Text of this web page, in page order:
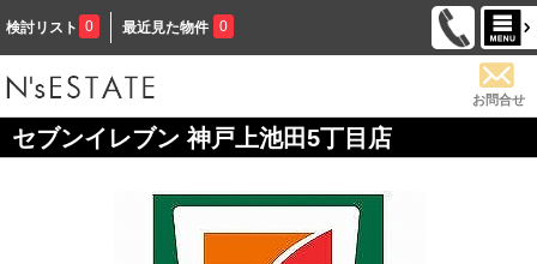
検討リスト 0 最近見た物件 0
お問合せ
セブンイレブン 神戸上池田5丁目店